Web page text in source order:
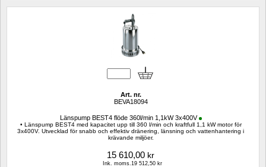
Art. nr.
BEVA18094
Länspump BEST4 flöde 360l/min 1,1kW 3x400V
• Länspump BEST4 med kapacitet upp till 360 l/min och kraftfull 1,1 kW motor för
3x400V. Utvecklad för snabb och effektiv dränering, länsning och vattenhantering i
krävande miljöer.
15 610,00 kr
Ink. moms.19 512,50 kr